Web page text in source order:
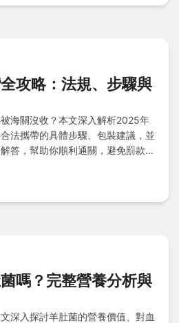
攻略：法規、步驟與
海關沒收？本文深入解析2025年
法攜帶的具體步驟、包裝建議，並
答，幫助你順利通關，避免罰款和
嗎？完整營養分析與
深入探討羊肚菌的營養價值、對血